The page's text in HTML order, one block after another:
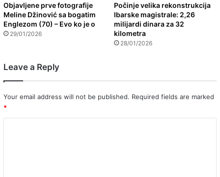
Objavljene prve fotografije
Meline Džinović sa bogatim
Englezom (70) – Evo ko je o
29/01/2026
Počinje velika rekonstrukcija
Ibarske magistrale: 2,26
milijardi dinara za 32
kilometra
28/01/2026
Leave a Reply
Your email address will not be published. Required fields are marked
*